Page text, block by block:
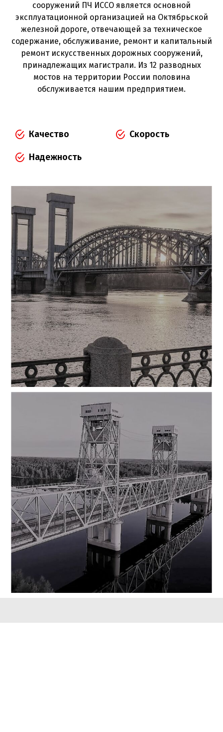
сооружений ПЧ ИССО является основной
эксплуатационной организацией на Октябрьской
железной дороге, отвечающей за техническое
содержание, обслуживание, ремонт и капитальный
ремонт искусственных дорожных сооружений,
принадлежащих магистрали. Из 12 разводных
мостов на территории России половина
обслуживается нашим предприятием.
Качество Скорость
Надежность